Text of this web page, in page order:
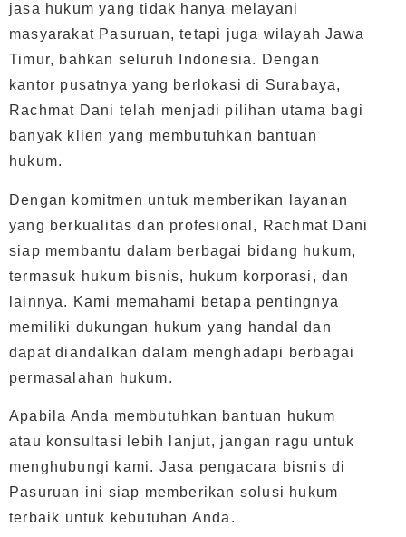
jasa hukum yang tidak hanya melayani
masyarakat Pasuruan, tetapi juga wilayah Jawa
Timur, bahkan seluruh Indonesia. Dengan
kantor pusatnya yang berlokasi di Surabaya,
Rachmat Dani telah menjadi pilihan utama bagi
banyak klien yang membutuhkan bantuan
hukum.
Dengan komitmen untuk memberikan layanan
yang berkualitas dan profesional, Rachmat Dani
siap membantu dalam berbagai bidang hukum,
termasuk hukum bisnis, hukum korporasi, dan
lainnya. Kami memahami betapa pentingnya
memiliki dukungan hukum yang handal dan
dapat diandalkan dalam menghadapi berbagai
permasalahan hukum.
Apabila Anda membutuhkan bantuan hukum
atau konsultasi lebih lanjut, jangan ragu untuk
menghubungi kami. Jasa pengacara bisnis di
Pasuruan ini siap memberikan solusi hukum
terbaik untuk kebutuhan Anda.